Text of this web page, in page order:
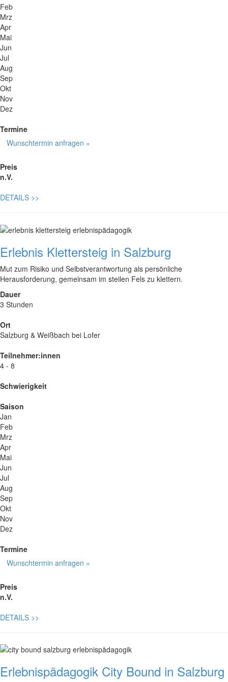
Feb
Mrz
Apr
Mai
Jun
Jul
Aug
Sep
Okt
Nov
Dez
Termine
Wunschtermin anfragen »
Preis
n.V.
DETAILS >>
Erlebnis Klettersteig in Salzburg
Mut zum Risiko und Selbstverantwortung als persönliche
Herausforderung, gemeinsam im steilen Fels zu klettern.
Dauer
3 Stunden
Ort
Salzburg & Weißbach bei Lofer
Teilnehmer:innen
4 - 8
Schwierigkeit
Saison
Jan
Feb
Mrz
Apr
Mai
Jun
Jul
Aug
Sep
Okt
Nov
Dez
Termine
Wunschtermin anfragen »
Preis
n.V.
DETAILS >>
Erlebnispädagogik City Bound in Salzburg